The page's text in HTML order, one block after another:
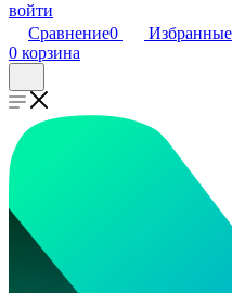
войти
Сравнение0
0 корзина